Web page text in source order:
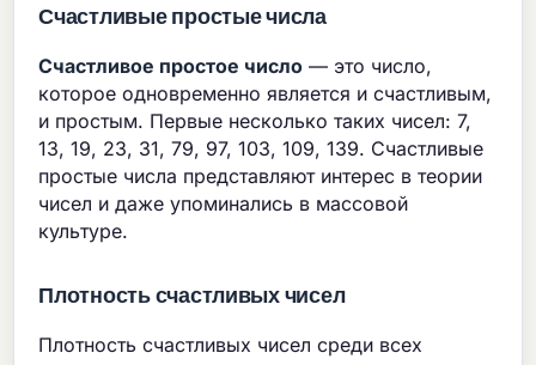
Счастливые простые числа
Счастливое простое число — это число,
которое одновременно является и счастливым,
и простым. Первые несколько таких чисел: 7,
13, 19, 23, 31, 79, 97, 103, 109, 139. Счастливые
простые числа представляют интерес в теории
чисел и даже упоминались в массовой
культуре.
Плотность счастливых чисел
Плотность счастливых чисел среди всех